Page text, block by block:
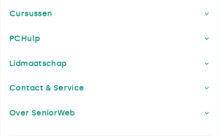
Cursussen
PCHulp
Lidmaatschap
Contact & Service
Over SeniorWeb